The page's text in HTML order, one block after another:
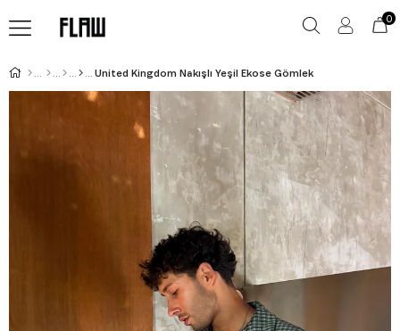
0
United Kingdom Nakışlı Yeşil Ekose Gömlek